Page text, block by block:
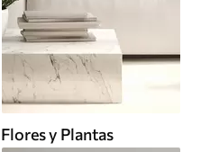
Flores y Plantas